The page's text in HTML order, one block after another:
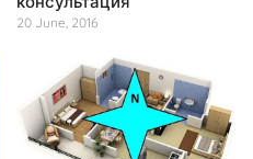
20 June, 2016